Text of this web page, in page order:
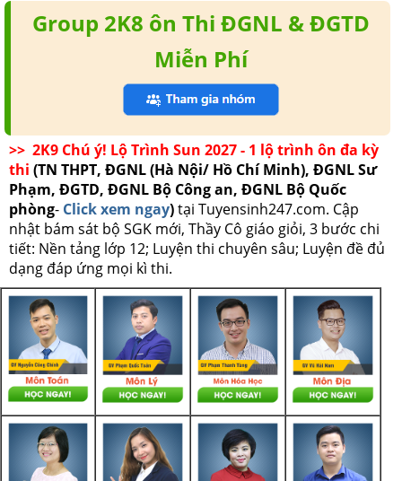
Group 2K8 ôn Thi ĐGNL & ĐGTD
Miễn Phí
>> 2K9 Chú ý! Lộ Trình Sun 2027 - 1 lộ trình ôn đa kỳ
thi (TN THPT, ĐGNL (Hà Nội/ Hồ Chí Minh), ĐGNL Sư
Phạm, ĐGTD, ĐGNL Bộ Công an, ĐGNL Bộ Quốc
phòng- Click xem ngay)tại Tuyensinh247.com. Cập
nhật bám sát bộ SGK mới, Thầy Cô giáo giỏi, 3 bước chi
tiết: Nền tảng lớp 12; Luyện thi chuyên sâu; Luyện đề đủ
dạng đáp ứng mọi kì thi.